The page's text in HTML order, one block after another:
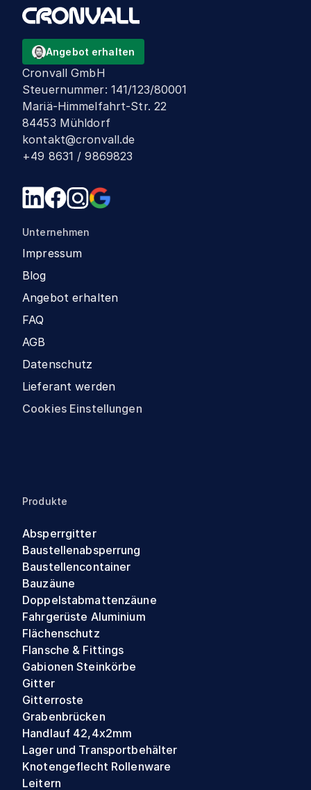
Angebot erhalten
Cronvall GmbH
Steuernummer: 141/123/80001
Mariä-Himmelfahrt-Str. 22
84453 Mühldorf
kontakt@cronvall.de
+49 8631 / 9869823
Unternehmen
Impressum
Blog
Angebot erhalten
FAQ
AGB
Datenschutz
Lieferant werden
Cookies Einstellungen
Produkte
Absperrgitter
Baustellenabsperrung
Baustellencontainer
Bauzäune
Doppelstabmattenzäune
Fahrgerüste Aluminium
Flächenschutz
Flansche & Fittings
Gabionen Steinkörbe
Gitter
Gitterroste
Grabenbrücken
Handlauf 42,4x2mm
Lager und Transportbehälter
Knotengeflecht Rollenware
Leitern